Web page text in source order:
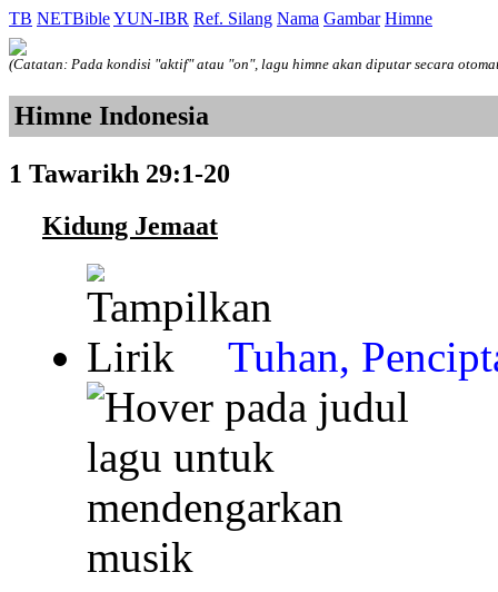
TB NETBibleYUN-IBR Ref. Silang Nama Gambar Himne
(Catatan: Pada kondisi "aktif" atau "on", lagu himne akan diputar secara
Himne Indonesia
1 Tawarikh 29:1-20
Kidung Jemaat
Tuhan,